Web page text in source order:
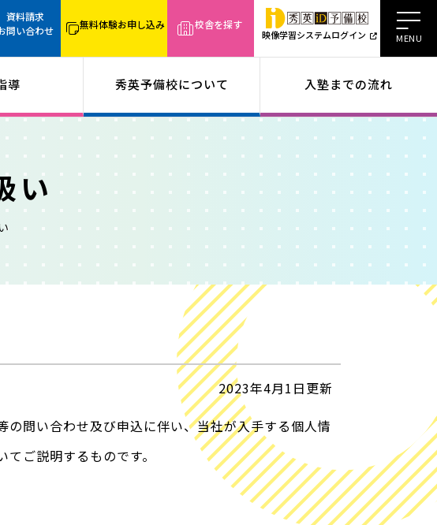
資料請求
問い合わせ
無料体験お申し込み 校舎を探す
映像学習システムログイン
導 秀英予備校について 入塾までの流れ
い
2023年4月1日更新
問い合わせ及び申込に伴い、当社が入手する個人情
ご説明するものです。